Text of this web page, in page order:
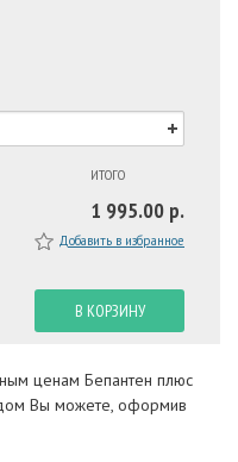
ИТОГО
1 995.00 р.
Добавить в избранное
В КОРЗИНУ
ценам Бепантен плюс
Вы можете, оформив